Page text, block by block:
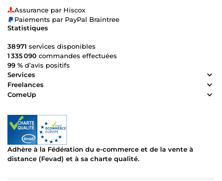
Assurance par Hiscox
Paiements par PayPal Braintree
Statistiques
38 971 services disponibles
1 335 090 commandes effectuées
99 % d’avis positifs
Services
Freelances
ComeUp
Adhère à la Fédération du e-commerce et de la vente à
distance (Fevad) et à sa charte qualité.